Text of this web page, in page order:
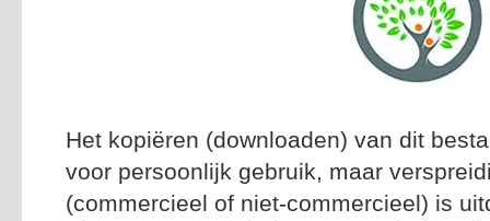
Het kopiëren (downloaden) van dit
voor persoonlijk gebruik, maar
(commercieel of niet-commercieel) is